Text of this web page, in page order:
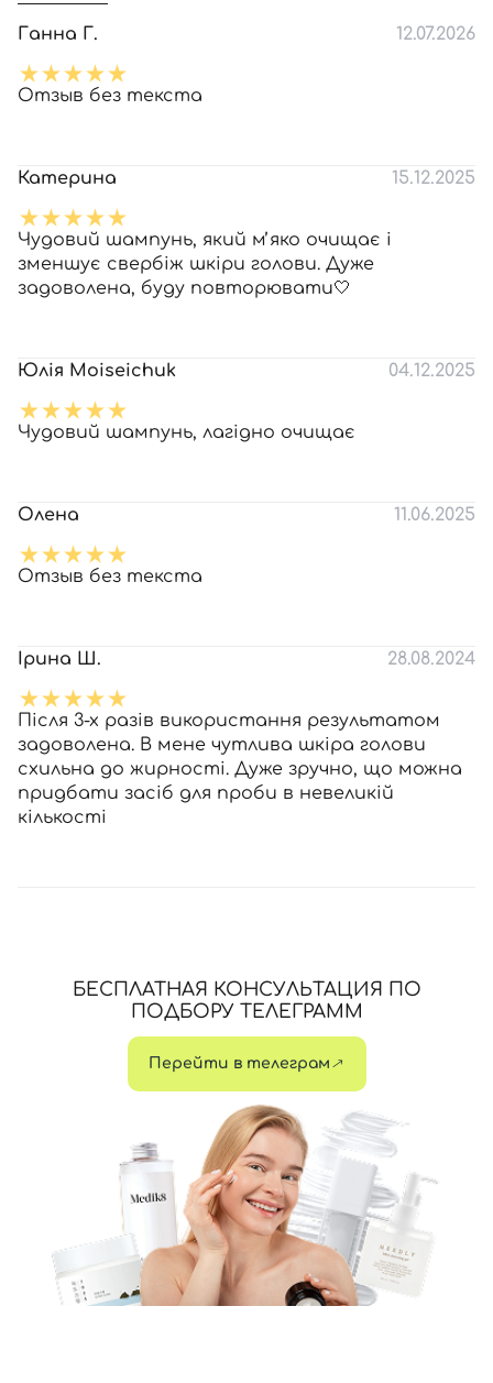
Ганна Г. 12.07.2026
Отзыв без текста
Катерина 15.12.2025
Чудовий шампунь, який мʼяко очищає і
зменшує свербіж шкіри голови. Дуже
задоволена, буду повторювати🤍
Юлія Moiseichuk 04.12.2025
Чудовий шампунь, лагідно очищає
Олена 11.06.2025
Отзыв без текста
Ірина Ш. 28.08.2024
Після 3-х разів використання результатом
задоволена. В мене чутлива шкіра голови
схильна до жирності. Дуже зручно, що можна
придбати засіб для проби в невеликій
кількості
БЕСПЛАТНАЯ КОНСУЛЬТАЦИЯ ПО
ПОДБОРУ ТЕЛЕГРАММ
Перейти в телеграм